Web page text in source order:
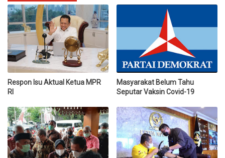
Respon Isu Aktual Ketua MPR
RI
Masyarakat Belum Tahu
Seputar Vaksin Covid-19